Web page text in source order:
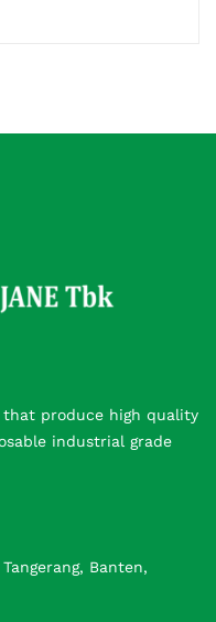
produce high quality
industrial grade
Banten,